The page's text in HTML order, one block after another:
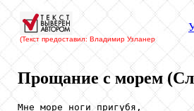
(Текст предоставил: Владимир Узланер
Прощание с морем
Мне море ноги пригубя,